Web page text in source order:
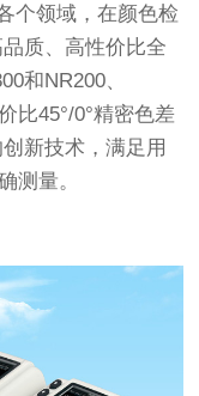
个领域，在颜色检
质、高性价比全
和NR200、
比45°/0°精密色差
新技术，满足用
测量。